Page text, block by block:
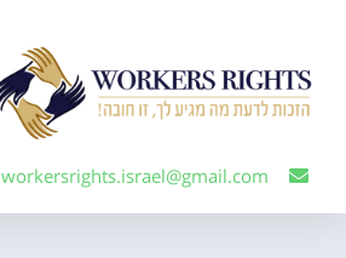
workersrights.israel@gmail.com